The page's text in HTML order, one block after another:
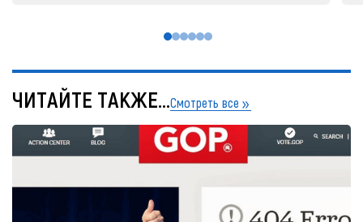
ЧИТАЙТЕ ТАКЖЕ...Смотреть все